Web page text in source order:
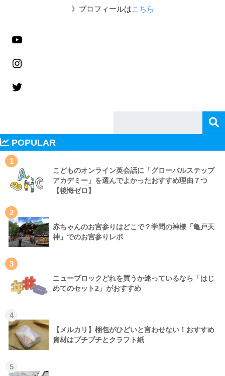
》プロフィールはこちら
POPULAR
1
こどものオンライン英会話に「グローバルステップ
アカデミー」を選んでよかったおすすめ理由７つ
【後悔ゼロ】
2
赤ちゃんのお宮参りはどこで？学問の神様「亀戸天
神」でのお宮参りレポ
3
ニューブロックどれを買うか迷っているなら「はじ
めてのセット2」がおすすめ
4
【メルカリ】梱包がひどいと言わせない！おすすめ
資材はプチプチとクラフト紙
5